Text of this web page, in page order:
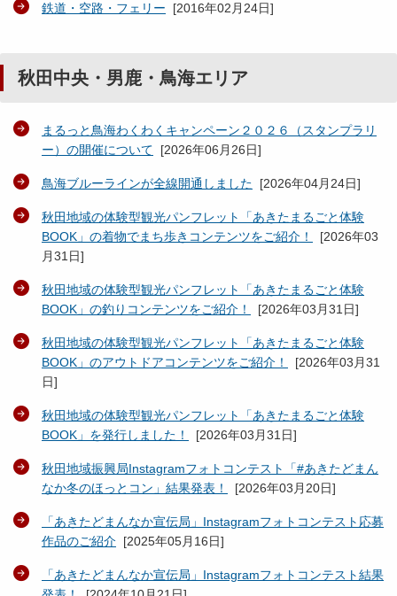
鉄道・空路・フェリー [2016年02月24日]
秋田中央・男鹿・鳥海エリア
まるっと鳥海わくわくキャンペーン２０２６（スタンプラリ
ー）の開催について [2026年06月26日]
鳥海ブルーラインが全線開通しました [2026年04月24日]
秋田地域の体験型観光パンフレット「あきたまるごと体験
BOOK」の着物でまち歩きコンテンツをご紹介！
[2026年03
月31日]
秋田地域の体験型観光パンフレット「あきたまるごと体験
BOOK」の釣りコンテンツをご紹介！
[2026年03月31日]
秋田地域の体験型観光パンフレット「あきたまるごと体験
BOOK」のアウトドアコンテンツをご紹介！
[2026年03月31
日]
秋田地域の体験型観光パンフレット「あきたまるごと体験
BOOK」を発行しました！
[2026年03月31日]
秋田地域振興局Instagramフォトコンテスト「#あきたどまん
なか冬のほっとコン」結果発表！
[2026年03月20日]
「あきたどまんなか宣伝局」Instagramフォトコンテスト応募
作品のご紹介 [2025年05月16日]
「あきたどまんなか宣伝局」Instagramフォトコンテスト結果